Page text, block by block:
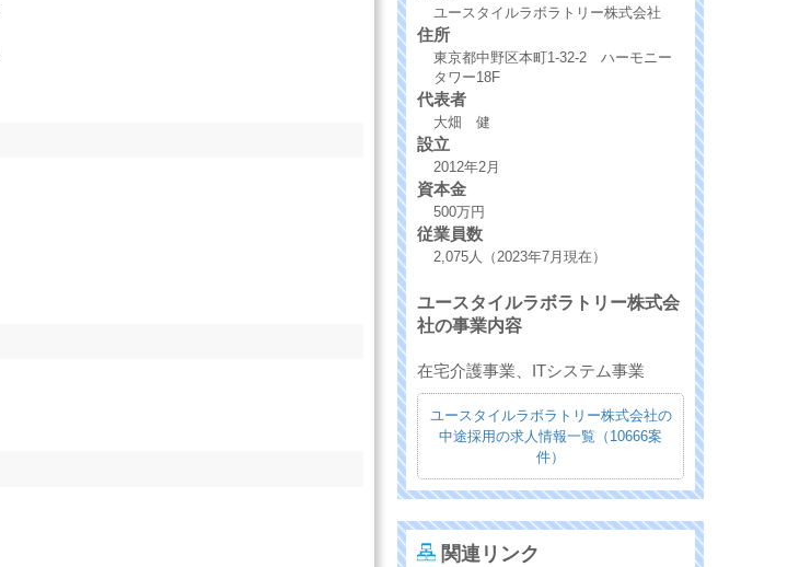
ユースタイルラボラトリー株式会社
住所
東京都中野区本町1-32-2 ハーモニー
タワー18F
代表者
大畑 健
設立
2012年2月
資本金
500万円
従業員数
2,075人（2023年7月現在）
ユースタイルラボラトリー株式会
社の事業内容
在宅介護事業、ITシステム事業
ユースタイルラボラトリー株式会社の
中途採用の求人情報一覧（10666案
件）
関連リンク